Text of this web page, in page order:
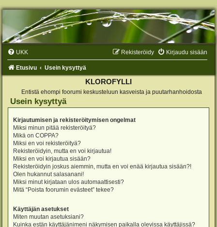
UKK Kirjaudu sisään
Rekisteröidy
Etusivu Usein kysyttyä
KLOROFYLLI
Entistä ehompi foorumi keskusteluun kasveista ja puutarhanhoidosta
Usein kysyttyä
Kirjautumisen ja rekisteröitymisen ongelmat
Miksi minun pitää rekisteröityä?
Mikä on COPPA?
Miksi en voi rekisteröityä?
Rekisteröidyin, mutta en voi kirjautua!
Miksi en voi kirjautua sisään?
Rekisteröidyin joskus aiemmin, mutta en voi enää kirjautua sisään?!
Olen hukannut salasanani!
Miksi minut kirjataan ulos automaattisesti?
Mitä “Poista foorumin evästeet” tekee?
Käyttäjän asetukset
Miten muutan asetuksiani?
Kuinka estän käyttäjänimeni näkymisen paikalla olevissa käyttäjissä?